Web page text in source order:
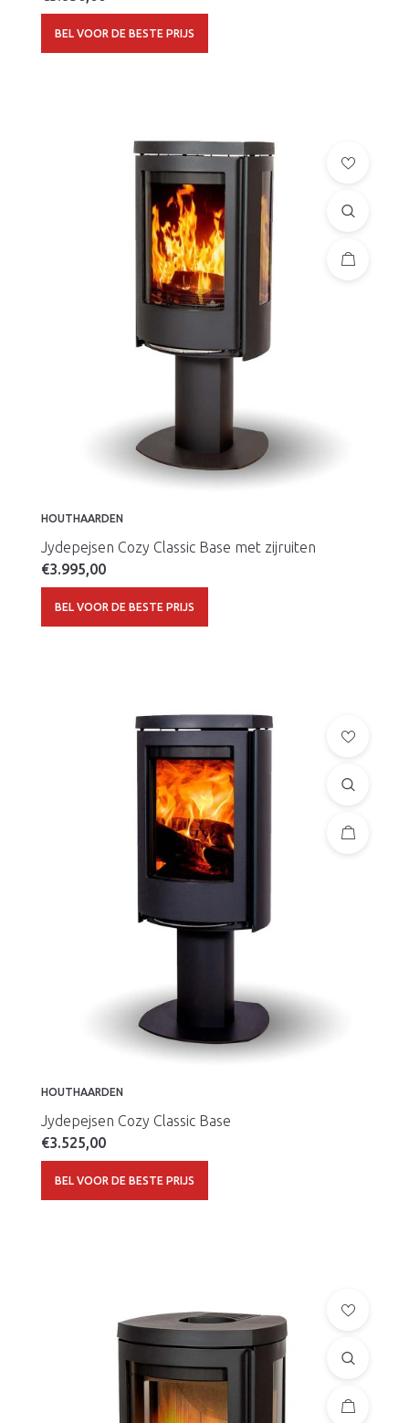
BEL VOOR DE BESTE PRIJS
HOUTHAARDEN
Jydepejsen Cozy Classic Base met zijruiten
€3.995,00
BEL VOOR DE BESTE PRIJS
HOUTHAARDEN
Jydepejsen Cozy Classic Base
€3.525,00
BEL VOOR DE BESTE PRIJS